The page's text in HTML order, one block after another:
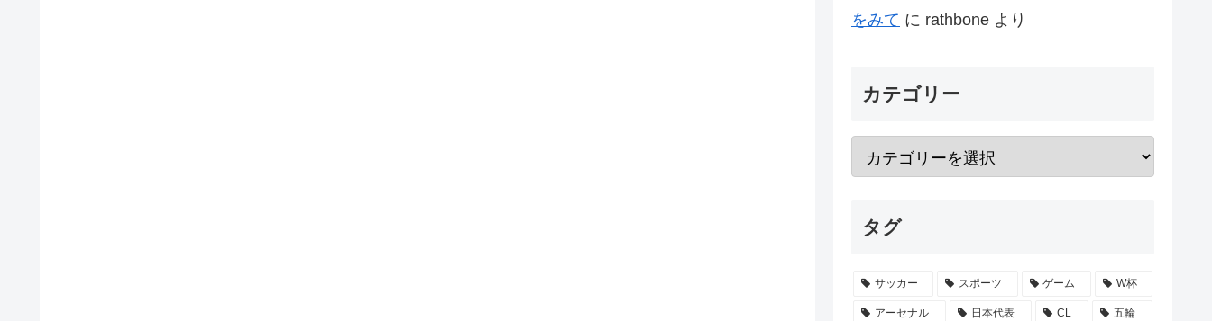
をみて に rathbone より
カテゴリー
タグ
サッカー スポーツ ゲーム W杯
アーセナル 日本代表 CL 五輪